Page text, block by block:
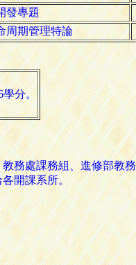
發專題
周期管理特論
學分。
務處課務組、進修部教
開課系所。